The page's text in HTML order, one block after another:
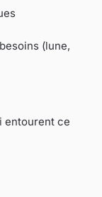
(lune,
entourent ce